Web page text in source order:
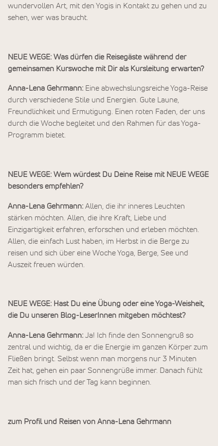
wundervollen Art, mit den Yogis in Kontakt zu gehen und zu
sehen, wer was braucht.
NEUE WEGE: Was dürfen die Reisegäste während der
gemeinsamen Kurswoche mit Dir als Kursleitung erwarten?
Anna-Lena Gehrmann: Eine abwechslungsreiche Yoga-Reise
durch verschiedene Stile und Energien. Gute Laune,
Freundlichkeit und Ermutigung. Einen roten Faden, der uns
durch die Woche begleitet und den Rahmen für das Yoga-
Programm bietet.
NEUE WEGE: Wem würdest Du Deine Reise mit NEUE WEGE
besonders empfehlen?
Anna-Lena Gehrmann: Allen, die ihr inneres Leuchten
stärken möchten. Allen, die ihre Kraft, Liebe und
Einzigartigkeit erfahren, erforschen und erleben möchten.
Allen, die einfach Lust haben, im Herbst in die Berge zu
reisen und sich über eine Woche Yoga, Berge, See und
Auszeit freuen würden.
NEUE WEGE: Hast Du eine Übung oder eine Yoga-Weisheit,
die Du unseren Blog-LeserInnen mitgeben möchtest?
Anna-Lena Gehrmann: Ja! Ich finde den Sonnengruß so
zentral und wichtig, da er die Energie im ganzen Körper zum
Fließen bringt. Selbst wenn man morgens nur 3 Minuten
Zeit hat, gehen ein paar Sonnengrüße immer. Danach fühlt
man sich frisch und der Tag kann beginnen.
zum Profil und Reisen von Anna-Lena Gehrmann